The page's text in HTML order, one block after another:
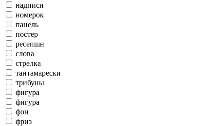
надписи
номерок
панель
постер
ресепшн
слова
стрелка
тантамарески
трибуны
фигура
фигура
фон
фриз